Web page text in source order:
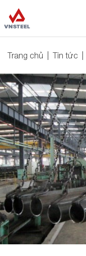
Trang chủ Tin tức